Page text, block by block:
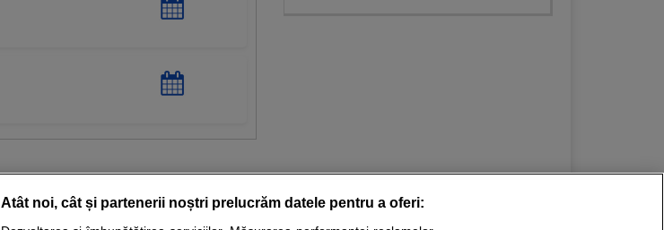
Atât noi, cât și partenerii noștri prelucrăm datele pentru a oferi: